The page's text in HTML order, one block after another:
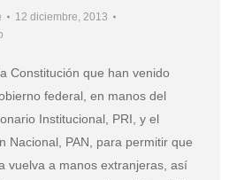
12 diciembre, 2013
Constitución que han venido
federal, en manos del
Institucional, PRI, y el
Nacional, PAN, para permitir que
vuelva a manos extranjeras, así